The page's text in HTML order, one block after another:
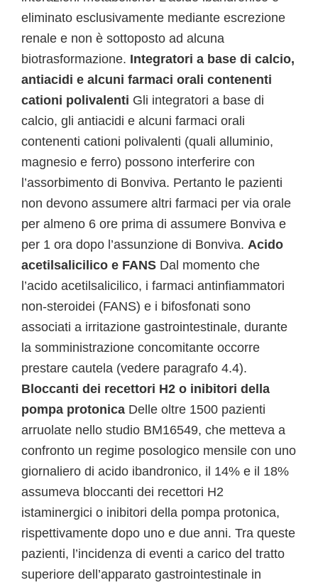
eliminato esclusivamente mediante escrezione
renale e non è sottoposto ad alcuna
biotrasformazione. Integratori a base di calcio,
antiacidi e alcuni farmaci orali contenenti
cationi polivalenti Gli integratori a base di
calcio, gli antiacidi e alcuni farmaci orali
contenenti cationi polivalenti (quali alluminio,
magnesio e ferro) possono interferire con
l’assorbimento di Bonviva. Pertanto le pazienti
non devono assumere altri farmaci per via orale
per almeno 6 ore prima di assumere Bonviva e
per 1 ora dopo l’assunzione di Bonviva. Acido
acetilsalicilico e FANS Dal momento che
l’acido acetilsalicilico, i farmaci antinfiammatori
non-steroidei (FANS) e i bifosfonati sono
associati a irritazione gastrointestinale, durante
la somministrazione concomitante occorre
prestare cautela (vedere paragrafo 4.4).
Bloccanti dei recettori H2 o inibitori della
pompa protonica Delle oltre 1500 pazienti
arruolate nello studio BM16549, che metteva a
confronto un regime posologico mensile con uno
giornaliero di acido ibandronico, il 14% e il 18%
assumeva bloccanti dei recettori H2
istaminergici o inibitori della pompa protonica,
rispettivamente dopo uno e due anni. Tra queste
pazienti, l’incidenza di eventi a carico del tratto
superiore dell’apparato gastrointestinale in